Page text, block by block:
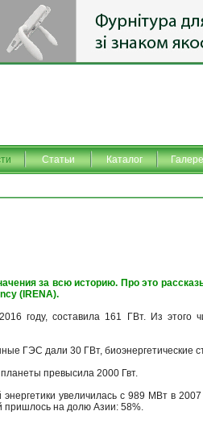
Статьи Каталог
за всю историю. Про это
(IRENA).
году, составила 161 ГВт. Из
ГЭС дали 30 ГВт, биоэнергетические
превысила 2000 Гвт.
увеличилась с 989 МВт в
на долю Азии: 58%.